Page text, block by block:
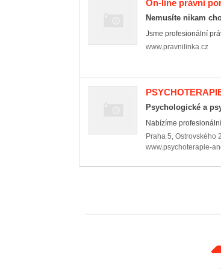
On-line právní
Nemusíte nikam
Jsme profesionální
www.pravnilinka.cz
Psychologické a
Nabízíme
Praha 5, Ostrovského
www.psychoterapie-